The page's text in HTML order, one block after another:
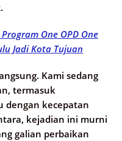
One OPD One
Jadi Kota Tujuan
Kami sedang
termasuk
dengan kecepatan
kejadian ini murni
galian perbaikan